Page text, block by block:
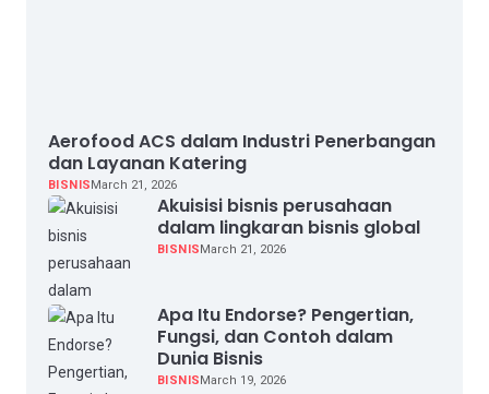
Aerofood ACS dalam Industri Penerbangan
dan Layanan Katering
BISNIS March 21, 2026
Akuisisi bisnis perusahaan
dalam lingkaran bisnis global
BISNIS March 21, 2026
Apa Itu Endorse? Pengertian,
Fungsi, dan Contoh dalam
Dunia Bisnis
BISNIS March 19, 2026